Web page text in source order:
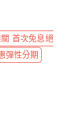
關 首次免息絕
彈性分期